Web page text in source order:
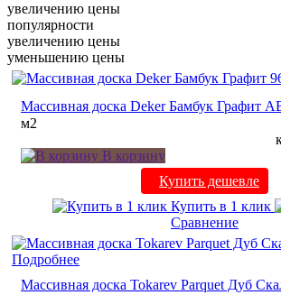
увеличению цены
популярности
увеличению цены
уменьшению цены
Массивная доска Deker Бамбук Графит
м2
В корзину
Купить дешевле
Купить в 1 клик
Сравнение
Подробнее
Массивная доска Tokarev Parquet Дуб